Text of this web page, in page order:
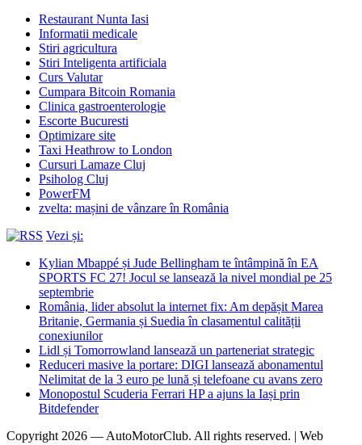
Restaurant Nunta Iasi
Informatii medicale
Stiri agricultura
Stiri Inteligenta artificiala
Curs Valutar
Cumpara Bitcoin Romania
Clinica gastroenterologie
Escorte Bucuresti
Optimizare site
Taxi Heathrow to London
Cursuri Lamaze Cluj
Psiholog Cluj
PowerFM
zvelta: mașini de vânzare în România
Vezi și:
Kylian Mbappé și Jude Bellingham te întâmpină în EA
SPORTS FC 27! Jocul se lansează la nivel mondial pe 25
septembrie
România, lider absolut la internet fix: Am depășit Marea
Britanie, Germania și Suedia în clasamentul calității
conexiunilor
Lidl și Tomorrowland lansează un parteneriat strategic
Reduceri masive la portare: DIGI lansează abonamentul
Nelimitat de la 3 euro pe lună și telefoane cu avans zero
Monopostul Scuderia Ferrari HP a ajuns la Iași prin
Bitdefender
Copyright 2026 — AutoMotorClub. All rights reserved. | Web